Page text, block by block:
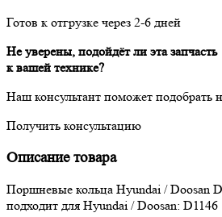
Готов к отгрузке через 2-6 дней
Не уверены, подойдёт ли эта запчасть
к вашей технике?
Наш консультант поможет подобрать
Получить консультацию
Описание товара
Поршневые кольца Hyundai / Doosan
подходит для Hyundai / Doosan: D1146